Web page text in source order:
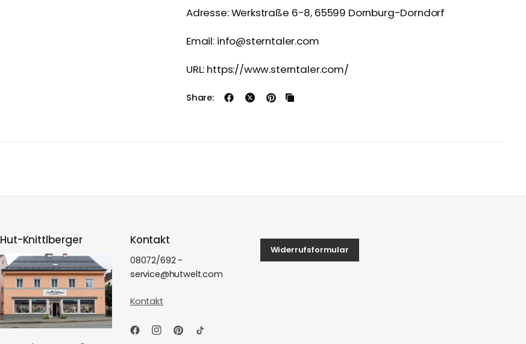
Adresse: Werkstraße 6-8, 65599 Dornburg-Dorndorf
Email: info@sterntaler.com
URL: https://www.sterntaler.com/
Share:
Hut-Knittlberger Kontakt
08072/692 -
service@hutwelt.com
Kontakt
Widerrufsformular